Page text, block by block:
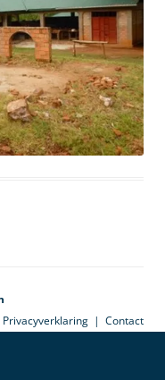
Privacyverklaring | Contact